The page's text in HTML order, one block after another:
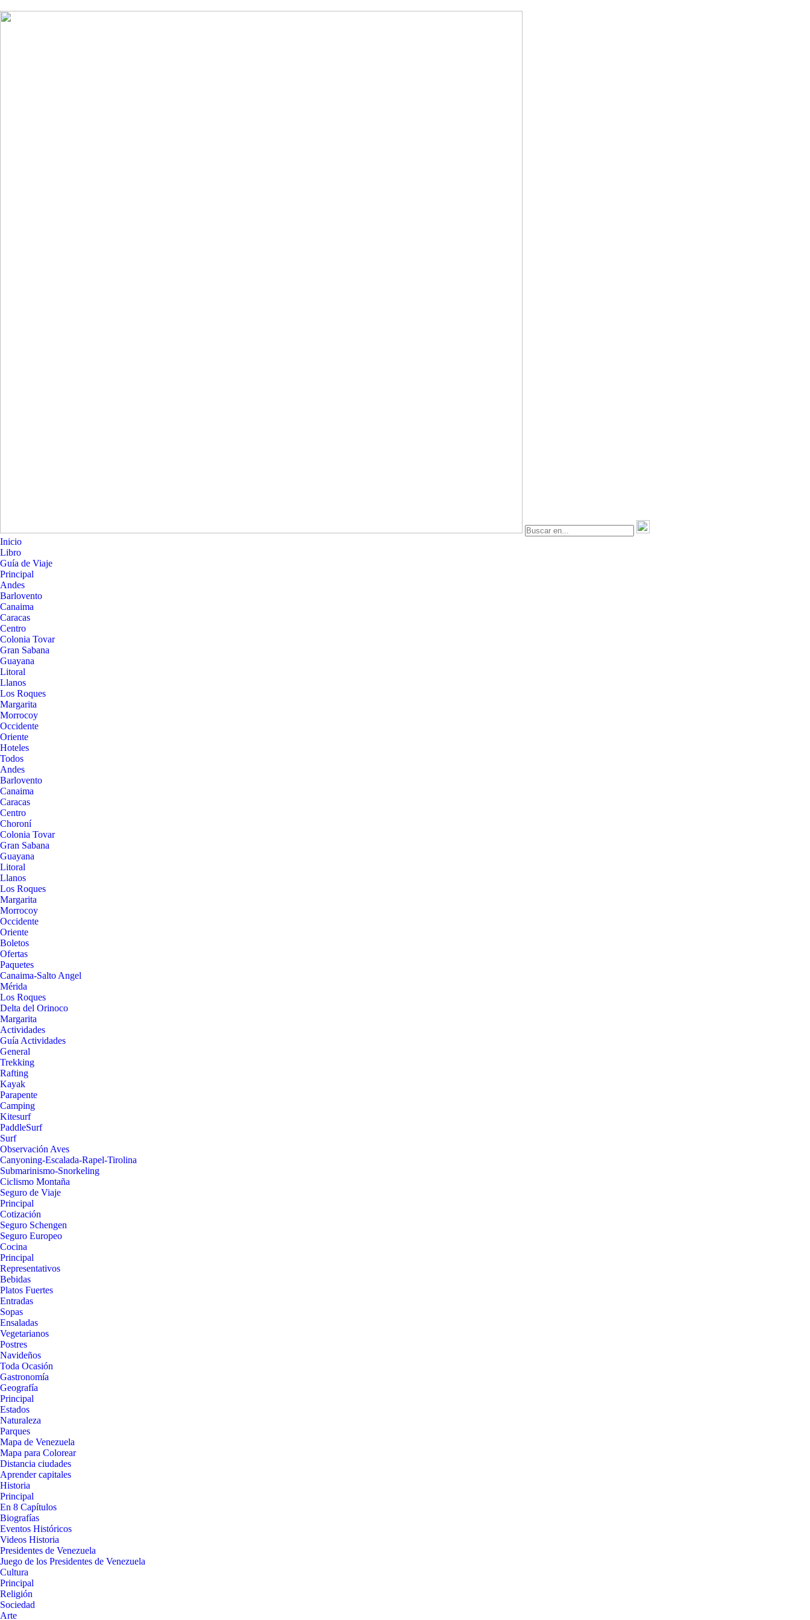
Inicio
Libro
Guía de Viaje
Principal
Andes
Barlovento
Canaima
Caracas
Centro
Colonia Tovar
Gran Sabana
Guayana
Litoral
Llanos
Los Roques
Margarita
Morrocoy
Occidente
Oriente
Hoteles
Todos
Andes
Barlovento
Canaima
Caracas
Centro
Choroní
Colonia Tovar
Gran Sabana
Guayana
Litoral
Llanos
Los Roques
Margarita
Morrocoy
Occidente
Oriente
Boletos
Ofertas
Paquetes
Canaima-Salto Angel
Mérida
Los Roques
Delta del Orinoco
Margarita
Actividades
Guía Actividades
General
Trekking
Rafting
Kayak
Parapente
Camping
Kitesurf
PaddleSurf
Surf
Observación Aves
Canyoning-Escalada-Rapel-Tirolina
Submarinismo-Snorkeling
Ciclismo Montaña
Seguro de Viaje
Principal
Cotización
Seguro Schengen
Seguro Europeo
Cocina
Principal
Representativos
Bebidas
Platos Fuertes
Entradas
Sopas
Ensaladas
Vegetarianos
Postres
Navideños
Toda Ocasión
Gastronomía
Geografía
Principal
Estados
Naturaleza
Parques
Mapa de Venezuela
Mapa para Colorear
Distancia ciudades
Aprender capitales
Historia
Principal
En 8 Capítulos
Biografías
Eventos Históricos
Videos Historia
Presidentes de Venezuela
Juego de los Presidentes de Venezuela
Cultura
Principal
Religión
Sociedad
Arte